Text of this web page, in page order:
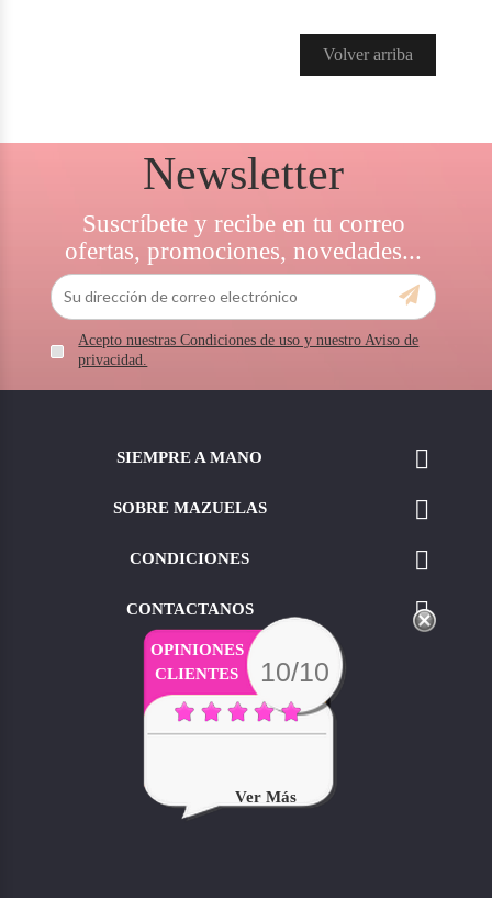
Volver arriba
Newsletter
Suscríbete y recibe en tu correo
ofertas, promociones, novedades...
Acepto nuestras Condiciones de uso y nuestro Aviso de
privacidad.
SIEMPRE A MANO 
SOBRE MAZUELAS 
CONDICIONES 
CONTACTANOS 
OPINIONES
CLIENTES
10/10
Ver Más